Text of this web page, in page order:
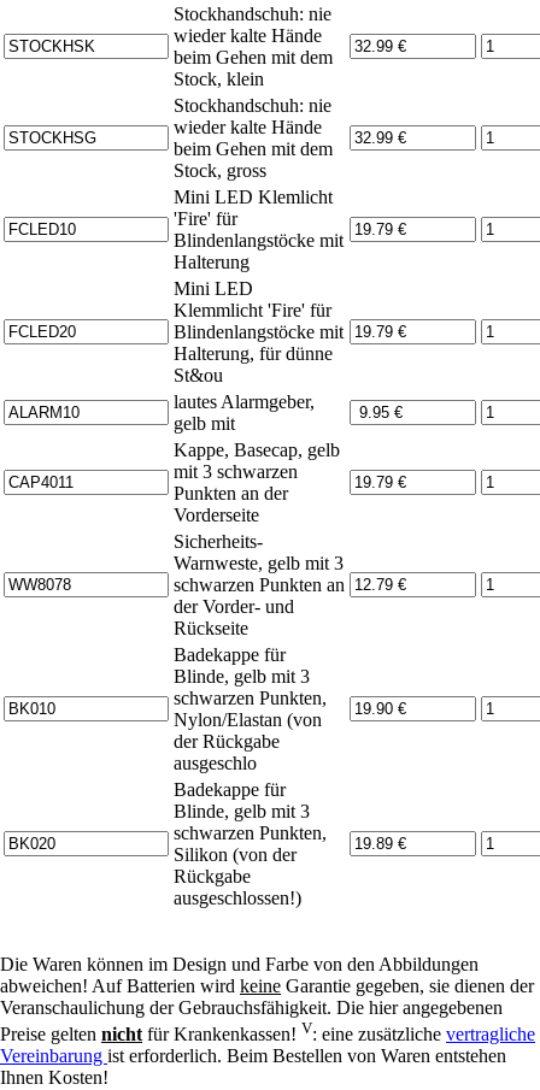
Stockhandschuh: nie
wieder kalte Hände
beim Gehen mit dem
Stock, klein
Stockhandschuh: nie
wieder kalte Hände
beim Gehen mit dem
Stock, gross
Mini LED Klemlicht
'Fire' für
Blindenlangstöcke mit
Halterung
Mini LED
Klemmlicht 'Fire' für
Blindenlangstöcke mit
Halterung, für dünne
St&ou
lautes Alarmgeber,
gelb mit
Kappe, Basecap, gelb
mit 3 schwarzen
Punkten an der
Vorderseite
Sicherheits-
Warnweste, gelb mit 3
schwarzen Punkten an
der Vorder- und
Rückseite
Badekappe für
Blinde, gelb mit 3
schwarzen Punkten,
Nylon/Elastan (von
der Rückgabe
ausgeschlo
Badekappe für
Blinde, gelb mit 3
schwarzen Punkten,
Silikon (von der
Rückgabe
ausgeschlossen!)
Die Waren können im Design und Farbe von den Abbildungen
abweichen! Auf Batterien wird keine Garantie gegeben, sie dienen der
Veranschaulichung der Gebrauchsfähigkeit. Die hier angegebenen
Preise gelten nicht für Krankenkassen! V: eine zusätzliche vertragliche
Vereinbarung ist erforderlich. Beim Bestellen von Waren entstehen
Ihnen Kosten!